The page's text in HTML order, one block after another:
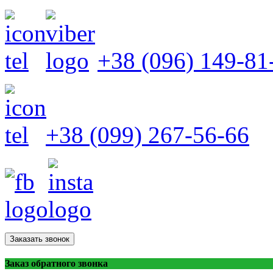
+38 (096) 149-
+38 (099) 267-56-66
Заказать звонок
Заказ обратного звонка